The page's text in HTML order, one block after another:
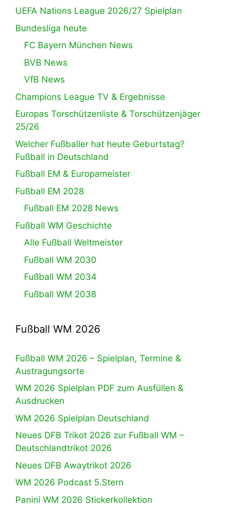
UEFA Nations League 2026/27 Spielplan
Bundesliga heute
FC Bayern München News
BVB News
VfB News
Champions League TV & Ergebnisse
Europas Torschützenliste & Torschützenjäger
25/26
Welcher Fußballer hat heute Geburtstag?
Fußball in Deutschland
Fußball EM & Europameister
Fußball EM 2028
Fußball EM 2028 News
Fußball WM Geschichte
Alle Fußball Weltmeister
Fußball WM 2030
Fußball WM 2034
Fußball WM 2038
Fußball WM 2026
Fußball WM 2026 – Spielplan, Termine &
Austragungsorte
WM 2026 Spielplan PDF zum Ausfüllen &
Ausdrucken
WM 2026 Spielplan Deutschland
Neues DFB Trikot 2026 zur Fußball WM –
Deutschlandtrikot 2026
Neues DFB Awaytrikot 2026
WM 2026 Podcast 5.Stern
Panini WM 2026 Stickerkollektion